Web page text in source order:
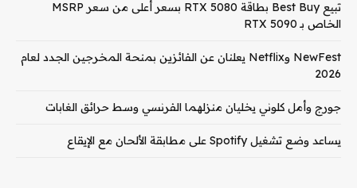
تبيع Best Buy بطاقة RTX 5080 بسعر أعلى من سعر MSRP
الخاص بـ RTX 5090
NewFest وNetflix يعلنان عن الفائزين بمنحة المخرجين الجدد لعام
2026
جورج وأمل كلوني يخليان منزلهما الفرنسي وسط حرائق الغابات
يساعد وضع تشغيل Spotify على مطابقة الألحان مع الإيقاع